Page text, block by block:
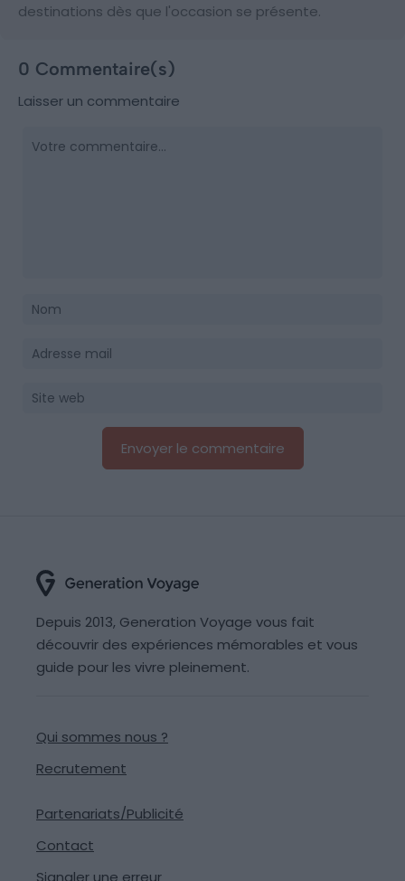
destinations dès que l'occasion se présente.
0 Commentaire(s)
Laisser un commentaire
Depuis 2013, Generation Voyage vous fait
découvrir des expériences mémorables et vous
guide pour les vivre pleinement.
Qui sommes nous ?
Recrutement
Partenariats/Publicité
Contact
Signaler une erreur